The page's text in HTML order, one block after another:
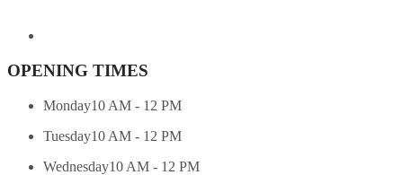
OPENING TIMES
Monday10 AM - 12 PM
Tuesday10 AM - 12 PM
Wednesday10 AM - 12 PM